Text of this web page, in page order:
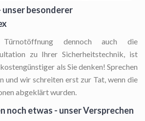
besonderer
dennoch auch die
zu Ihrer Sicherheitstechnik, ist
als Sie denken! Sprechen
und wir schreiten erst zur Tat, wenn die
abgeklärt wurden.
noch etwas - unser Versprechen